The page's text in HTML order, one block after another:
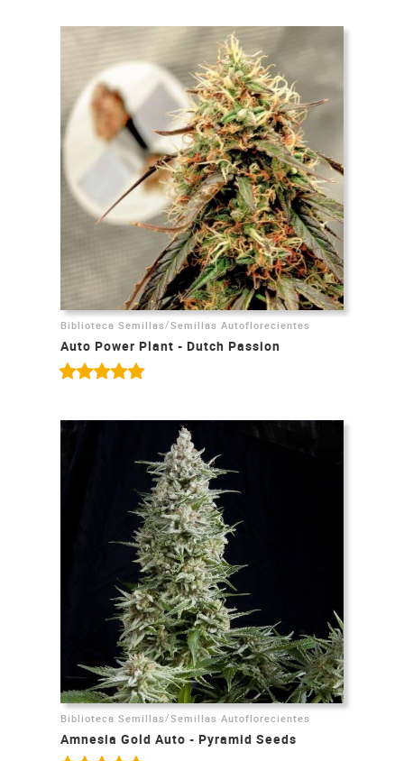
Biblioteca Semillas /Semillas Autoflorecientes
Auto Power Plant - Dutch Passion
Biblioteca Semillas/Semillas Autoflorecientes
Amnesia Gold Auto - Pyramid Seeds